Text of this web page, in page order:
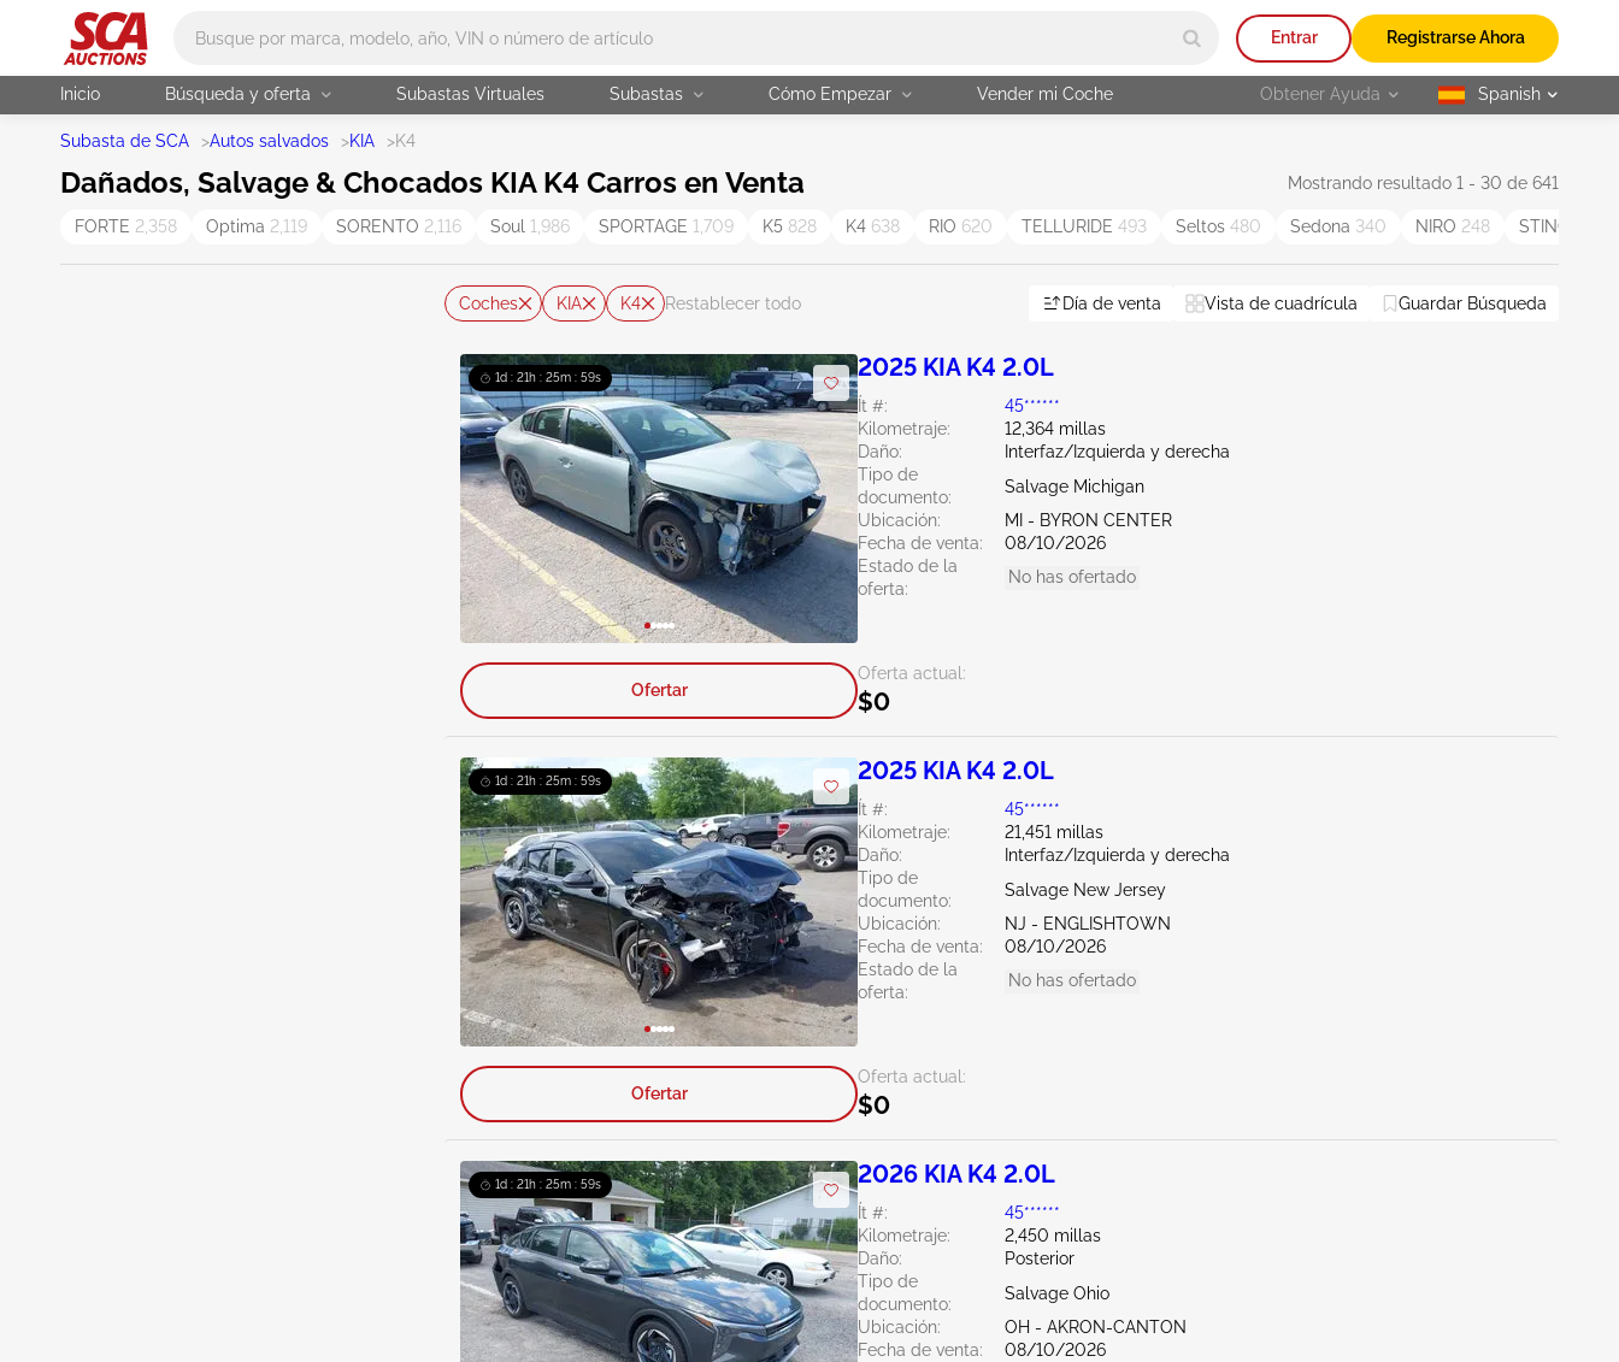
Entrar Registrarse Ahora
Inicio Búsqueda y oferta Subastas Virtuales Subastas Cómo Empezar Vender mi Coche Obtener Ayuda selected
Spanish
Subasta de SCA >Autos salvados >KIA >K4
Dañados, Salvage & Chocados KIA K4 Carros en Venta Mostrando resultado 1 - 30 de 641
FORTE 2,358 Optima 2,119 SORENTO 2,116 Soul 1,986 SPORTAGE 1,709 K5 828 K4 638 RIO 620 TELLURIDE 493 Seltos 480 Sedona 340 NIRO 248 STINGER
Coches KIA K4 Restablecer todo Día de venta Vista de cuadrícula Guardar Búsqueda
1d : 21h : 25m : 58s 2025 KIA K4 2.0L
Ít #:
45******
Kilometraje:
12,364 millas
Daño:
Interfaz/Izquierda y derecha
Tipo de
documento:
Salvage Michigan
Ubicación:
MI - BYRON CENTER
Fecha de venta:
08/10/2026
Estado de la
oferta:
No has ofertado
Oferta actual:
$0
Ofertar
1d : 21h : 25m : 58s 2025 KIA K4 2.0L
Ít #:
45******
Kilometraje:
21,451 millas
Daño:
Interfaz/Izquierda y derecha
Tipo de
documento:
Salvage New Jersey
Ubicación:
NJ - ENGLISHTOWN
Fecha de venta:
08/10/2026
Estado de la
oferta:
No has ofertado
Oferta actual:
$0
Ofertar
1d : 21h : 25m : 58s 2026 KIA K4 2.0L
Ít #:
45******
Kilometraje:
2,450 millas
Daño:
Posterior
Tipo de
documento:
Salvage Ohio
Ubicación:
OH - AKRON-CANTON
Fecha de venta:
08/10/2026